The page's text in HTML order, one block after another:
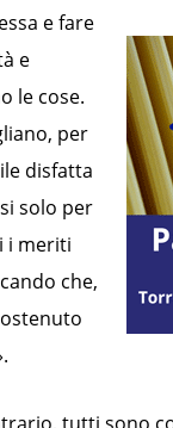
e fare
e
le cose.
per
disfatta
solo per
i meriti
che,
tutti sono